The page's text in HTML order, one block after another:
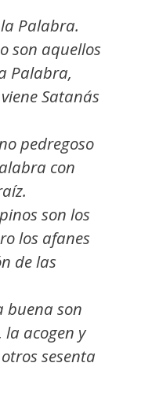
Palabra.
son aquellos
Palabra,
Satanás
pedregoso
con
son los
los afanes
de las
buena son
acogen y
sesenta